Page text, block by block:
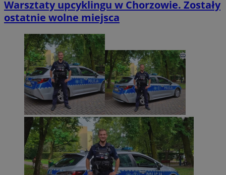
Warsztaty upcyklingu w Chorzowie. Zostały
ostatnie wolne miejsca